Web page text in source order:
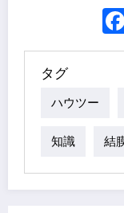
タグ
ハウツー
知識 結